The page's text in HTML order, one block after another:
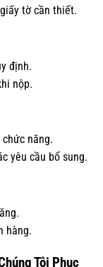
tờ cần thiết.
định.
nộp.
năng.
yêu cầu bổ sung.
hàng.
Tôi Phục